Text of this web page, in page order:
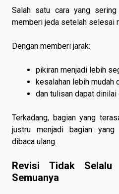
Salah satu cara yang
memberi jeda setelah selesai
Dengan memberi jarak:
pikiran menjadi lebih
kesalahan lebih mudah
dan tulisan dapat
Terkadang, bagian yang
justru menjadi bagian
dibaca ulang.
Revisi Tidak Selalu
Semuanya